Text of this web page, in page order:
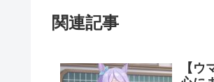
関連記事
【